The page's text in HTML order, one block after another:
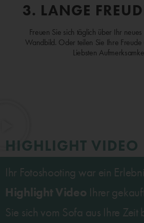
3. LANGE
Freuen Sie sich täglich über Ihr
Wandbild. Oder teilen Sie Ihre Freude
Liebsten
HIGHLIGHT VIDEO
Ihr Fotoshooting war ein
Highlight Video Ihrer
Sie sich vom Sofa aus Ihre Zeit